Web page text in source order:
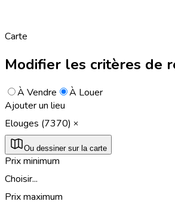
Carte
Modifier les critères de
À Vendre
À Louer
Ajouter un lieu
Elouges (7370)
Ou dessiner sur la carte
Prix minimum
Choisir...
Prix maximum